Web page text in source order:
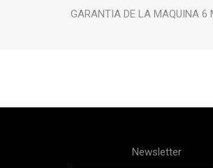
GARANTIA DE LA MAQUINA 6
Newsletter